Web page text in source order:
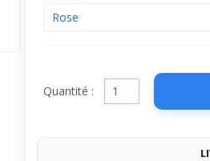
Rose
Quantité :